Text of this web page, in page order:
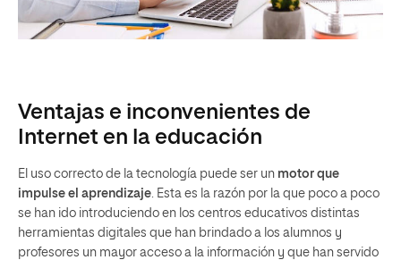
Ventajas e inconvenientes de
Internet en la educación
El uso correcto de la tecnología puede ser un motor que
impulse el aprendizaje. Esta es la razón por la que poco a poco
se han ido introduciendo en los centros educativos distintas
herramientas digitales que han brindado a los alumnos y
profesores un mayor acceso a la información y que han servido